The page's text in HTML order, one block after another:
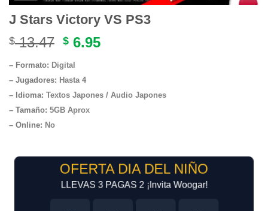
J Stars Victory VS PS3
$13.47 Original
was:
$ 13.47.
$ 6.95Current
– Formato: Digital
– Jugadores: Hasta 4
– Idioma: Textos Japones / Audio Japones
– Tamaño: 5GB Aprox
– Online: No
OFERTA DIA DEL NIÑO
LLEVAS 3 PAGAS 2 ¡Invita Woogar!